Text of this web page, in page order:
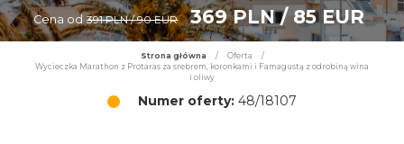
Cena od 391 PLN / 90 EUR 369 PLN / 85 EUR
Strona główna / Oferta
/
Wycieczka Marathon z Protaras za srebrem, koronkami i Famagustą z odrobiną wina
i oliwy
Numer oferty: 48/18107